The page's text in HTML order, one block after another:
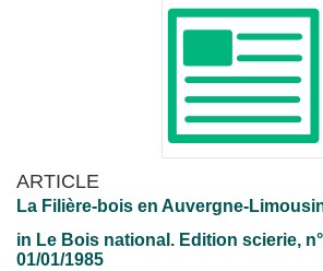
ARTICLE
La Filière-bois en Auvergne-
in Le Bois national. Edition scierie,
01/01/1985